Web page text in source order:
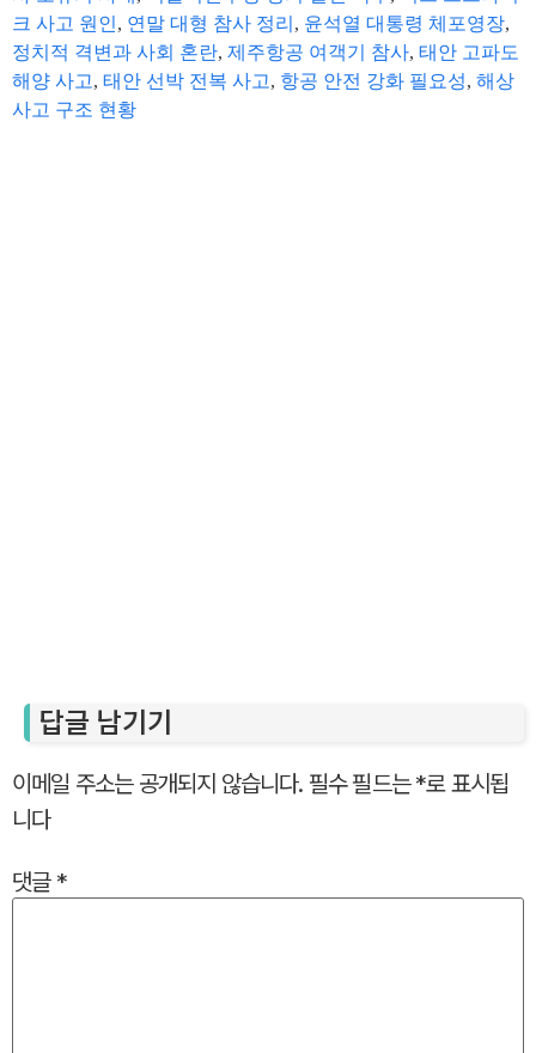
크 사고 원인, 연말 대형 참사 정리 , 윤석열 대통령 체포영장,
정치적 격변과 사회 혼란, 제주항공 여객기 참사, 태안 고파도
해양 사고, 태안 선박 전복 사고, 항공 안전 강화 필요성, 해상
사고 구조 현황
답글 남기기
이메일 주소는 공개되지 않습니다. 필수 필드는*로 표시됩
니다
댓글 *